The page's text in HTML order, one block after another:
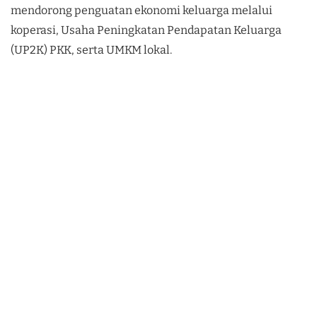
mendorong penguatan ekonomi keluarga melalui
koperasi, Usaha Peningkatan Pendapatan Keluarga
(UP2K) PKK, serta UMKM lokal.